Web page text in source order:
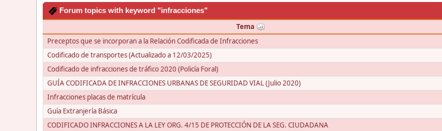
Forum topics with keyword "infracciones"
Tema
Preceptos que se incorporan a la Relación Codificada de Infracciones
Codificado de transportes (Actualizado a 12/03/2025)
Codificado de infracciones de tráfico 2020 (Policía Foral)
GUÍA CODIFICADA DE INFRACCIONES URBANAS DE SEGURIDAD VIAL (Julio 2020)
Infracciones placas de matrícula
Guía Extranjería Básica
CODIFICADO INFRACCIONES A LA LEY ORG. 4/15 DE PROTECCIÓN DE LA SEG. CIUDADANA